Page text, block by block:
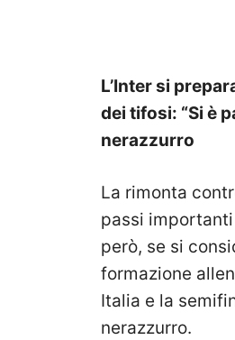
L’Inter si
dei tifosi: “Si è
nerazzurro
La rimonta
passi
però, se si
formazione
Italia e la
nerazzurro.